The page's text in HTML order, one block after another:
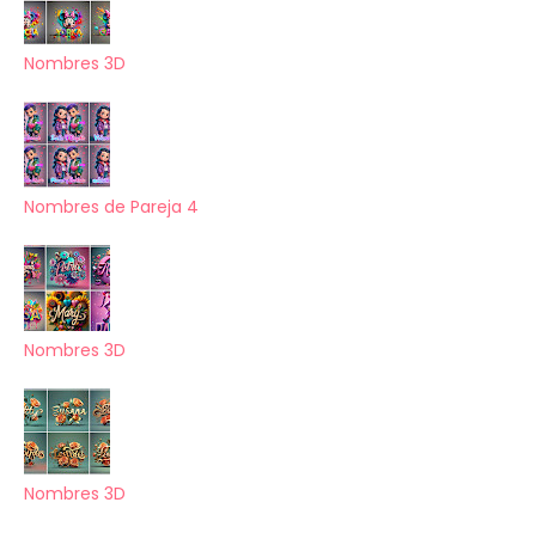
Nombres 3D
Nombres de Pareja 4
Nombres 3D
Nombres 3D